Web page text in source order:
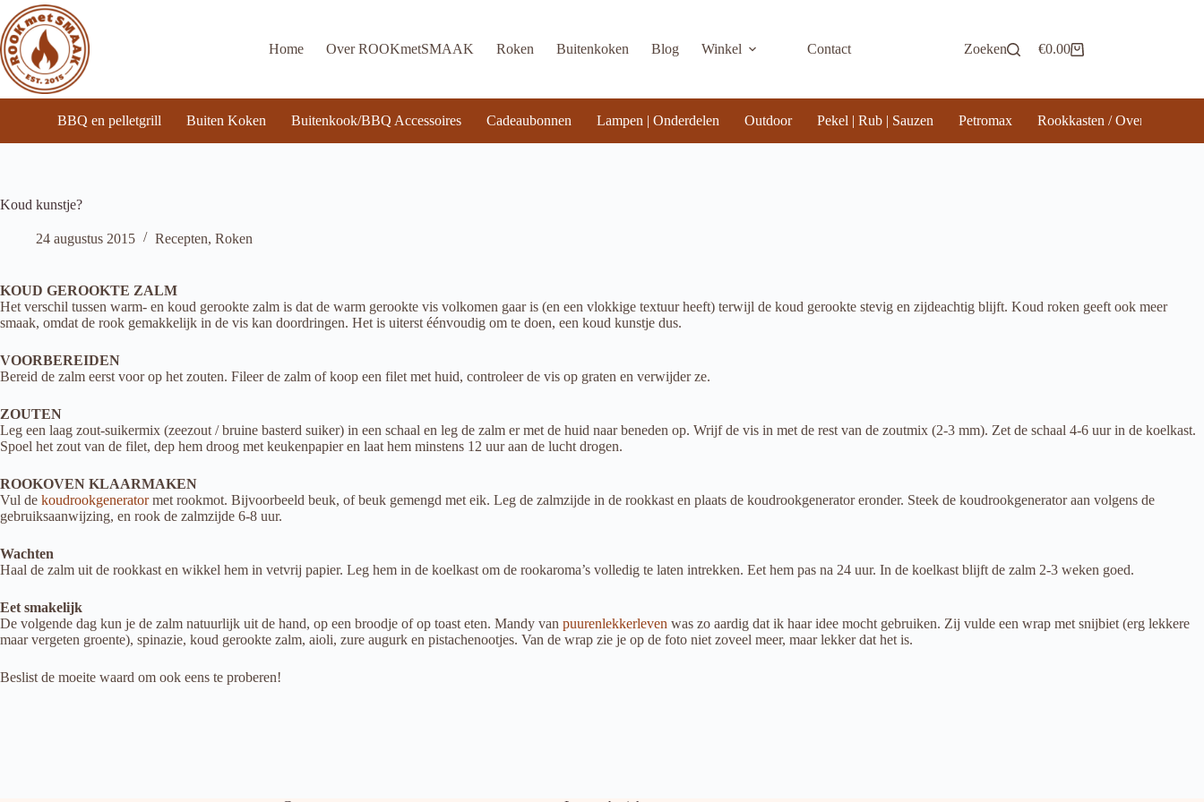
naar
de
inhoud
Home Over ROOKmetSMAAK Roken Buitenkoken Blog Winkel Contact Zoeken Winkelwagen
€0.00
BBQ en pelletgrill Buiten Koken Buitenkook/BBQ Accessoires Cadeaubonnen Lampen | Onderdelen Outdoor Pekel | Rub | Sauzen Petromax Rookkasten / Ovens
Koud kunstje?
24 augustus 2015 Recepten, Roken
KOUD GEROOKTE ZALM
Het verschil tussen warm- en koud gerookte zalm is dat de warm gerookte vis volkomen gaar is (en een vlokkige textuur heeft) terwijl de koud gerookte stevig en zijdeachtig blijft. Koud roken geeft ook meer
smaak, omdat de rook gemakkelijk in de vis kan doordringen. Het is uiterst éénvoudig om te doen, een koud kunstje dus.
VOORBEREIDEN
Bereid de zalm eerst voor op het zouten. Fileer de zalm of koop een filet met huid, controleer de vis op graten en verwijder ze.
ZOUTEN
Leg een laag zout-suikermix (zeezout / bruine basterd suiker) in een schaal en leg de zalm er met de huid naar beneden op. Wrijf de vis in met de rest van de zoutmix (2-3 mm). Zet de schaal 4-6 uur in de koelkast.
Spoel het zout van de filet, dep hem droog met keukenpapier en laat hem minstens 12 uur aan de lucht drogen.
ROOKOVEN KLAARMAKEN
Vul de koudrookgeneratormet rookmot. Bijvoorbeeld beuk, of beuk gemengd met eik. Leg de zalmzijde in de rookkast en plaats de koudrookgenerator eronder. Steek de koudrookgenerator aan volgens de
gebruiksaanwijzing, en rook de zalmzijde 6-8 uur.
Wachten
Haal de zalm uit de rookkast en wikkel hem in vetvrij papier. Leg hem in de koelkast om de rookaroma’s volledig te laten intrekken. Eet hem pas na 24 uur. In de koelkast blijft de zalm 2-3 weken goed.
Eet smakelijk
De volgende dag kun je de zalm natuurlijk uit de hand, op een broodje of op toast eten. Mandy van puurenlekkerleven was zo aardig dat ik haar idee mocht gebruiken. Zij vulde een wrap met snijbiet (erg lekkere
maar vergeten groente), spinazie, koud gerookte zalm, aioli, zure augurk en pistachenootjes. Van de wrap zie je op de foto niet zoveel meer, maar lekker dat het is.
Beslist de moeite waard om ook eens te proberen!